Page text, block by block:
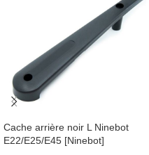
Cache arrière noir L Ninebot
E22/E25/E45 [Ninebot]